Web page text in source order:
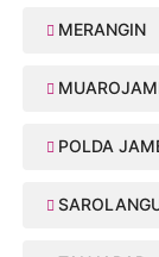
MERANGIN
POLDA